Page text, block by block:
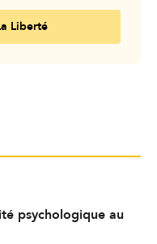
Liberté
psychologique au